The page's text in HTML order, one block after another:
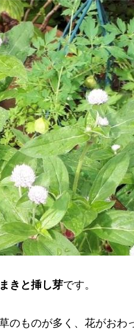
きと挿し芽です。
のものが多く、花がおわ